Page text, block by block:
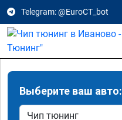
Telegram: @EuroCT_bot
Выберите ваш авто: